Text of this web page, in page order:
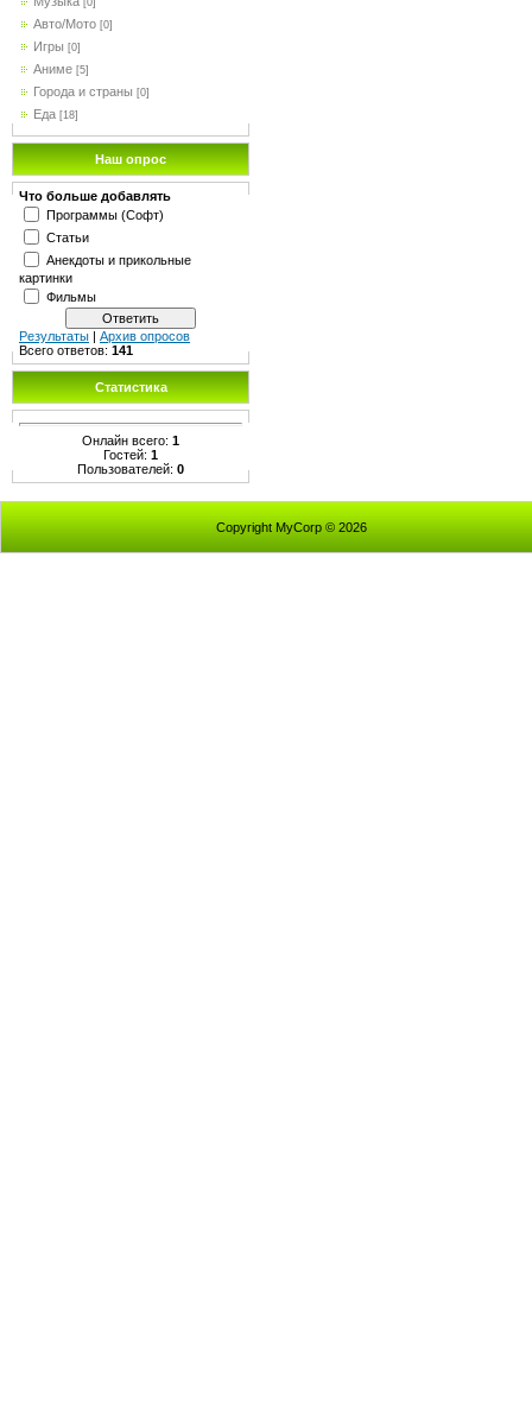
[0]
Авто/Мото [0]
Игры [0]
Аниме [5]
Города и страны [0]
Еда [18]
Наш опрос
Что больше добавлять
Программы (Софт)
Статьи
Анекдоты и прикольные
картинки
Фильмы
Результаты | Архив опросов
Всего ответов: 141
Статистика
Онлайн всего: 1
Гостей: 1
Пользователей: 0
Copyright MyCorp © 2026